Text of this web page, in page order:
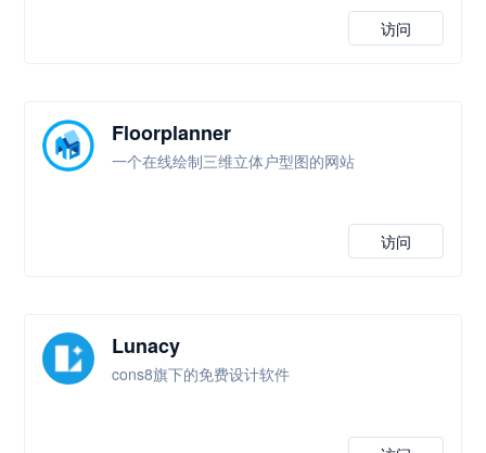
访问
Floorplanner
一个在线绘制三维立体户型图的网站
访问
Lunacy
cons8旗下的免费设计软件